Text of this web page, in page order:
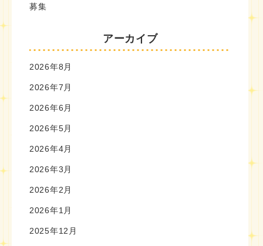
募集
アーカイブ
2026年8月
2026年7月
2026年6月
2026年5月
2026年4月
2026年3月
2026年2月
2026年1月
2025年12月